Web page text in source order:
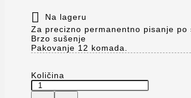

Na lageru
Za precizno permanentno pisanje po
Brzo sušenje
Pakovanje 12 komada.
Količina